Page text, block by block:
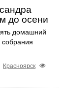
до осени
домашний
собрания
Красноярск